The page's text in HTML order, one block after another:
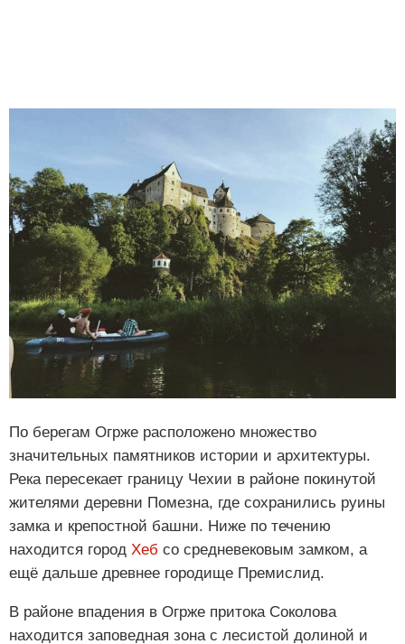
По берегам Огрже расположено множество
значительных памятников истории и архитектуры.
Река пересекает границу Чехии в районе покинутой
жителями деревни Помезна, где сохранились руины
замка и крепостной башни. Ниже по течению
находится город Хеб со средневековым замком, а
ещё дальше древнее городище Премислид.
В районе впадения в Огрже притока Соколова
находится заповедная зона с лесистой долиной и